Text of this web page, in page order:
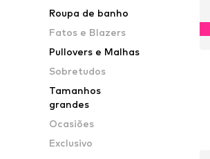
Roupa de banho
Fatos e Blazers
Pullovers e Malhas
Sobretudos
Tamanhos
grandes
Ocasiões
Exclusivo